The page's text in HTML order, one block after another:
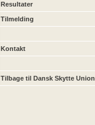
Resultater
Tilmelding
Kontakt
Tilbage til Dansk Skytte Union